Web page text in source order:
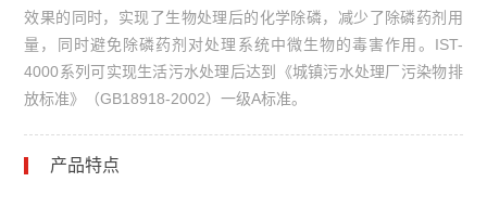
效果的同时，实现了生物处理后的化学除磷，减少了除磷药剂用
量，同时避免除磷药剂对处理系统中微生物的毒害作用。IST-
4000系列可实现生活污水处理后达到《城镇污水处理厂污染物排
放标准》（GB18918-2002）一级A标准。
产品特点